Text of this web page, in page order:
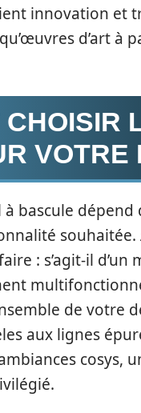
innovation et
d’art à
VOTRE
à bascule
: s’agit-il
de
aux lignes
cosys,